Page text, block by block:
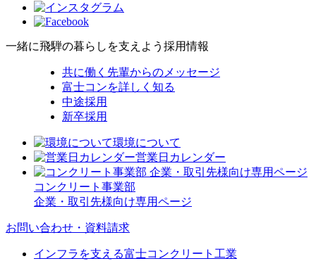
一緒に飛騨の暮らしを支えよう 採用情報
共に働く先輩からのメッセージ
富士コンを詳しく知る
中途採用
新卒採用
環境について
営業日カレンダー
コンクリート事業部
企業・取引先様向け専用ページ
お問い合わせ・資料請求
インフラを支える富士コンクリート工業